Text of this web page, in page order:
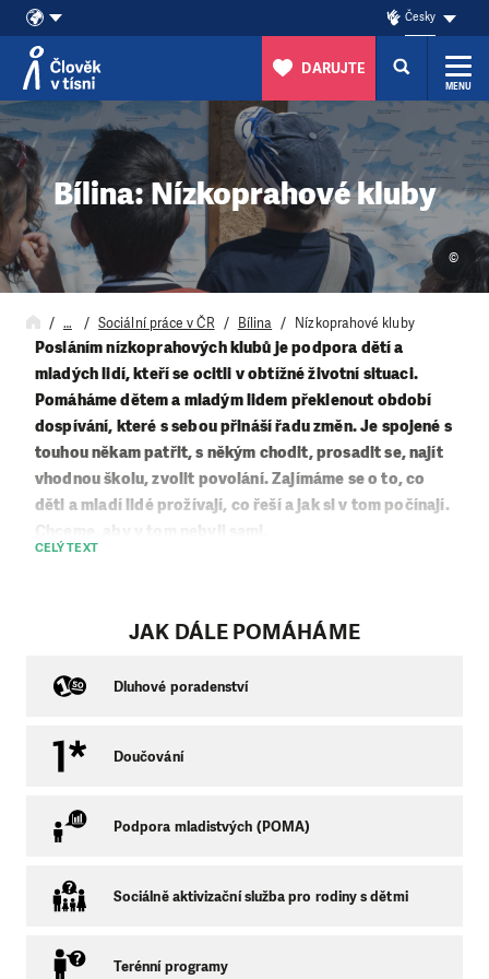
Přeskočit na obsah
Česky
DARUJTE
MENU
Bílina: Nízkoprahové kluby
©
… Sociální práce v ČR Bílina Nízkoprahové kluby
Posláním nízkoprahových klubů je podpora dětí a
mladých lidí, kteří se ocitli v obtížné životní situaci.
Pomáháme dětem a mladým lidem překlenout období
dospívání, které s sebou přináší řadu změn. Je spojené s
touhou někam patřit, s někým chodit, prosadit se, najít
vhodnou školu, zvolit povolání. Zajímáme se o to, co
děti a mladí lidé prožívají, co řeší a jak si v tom počínají.
Chceme, aby v tom nebyli sami.
uskutečnit ho. Nabízíme jim vztah založený na důvěře a
respektu. Usilujeme o to, aby děti a mladí lidé rozvíjeli své
dovednosti a učili se přijmout odpovědnost za sebe i druhé.
povinností, učíme je novým dovednostem a návykům, které
působit preventivně, poskytujeme informace, které slouží
ke snížení rizik souvisejících s potenciálně ohrožujícím
obtížné životní situace.
mládež:
CELÝ TEXT
JAK DÁLE POMÁHÁME
Dluhové poradenství
Doučování
Podpora mladistvých (POMA)
Sociálně aktivizační služba pro rodiny s dětmi
Terénní programy